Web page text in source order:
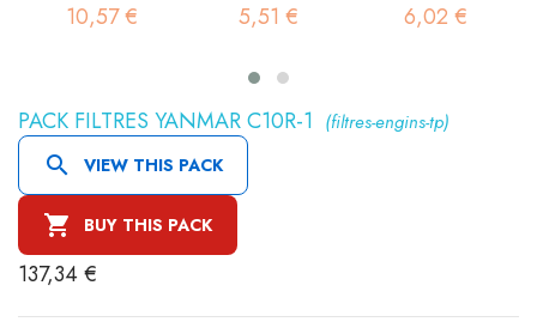
10,57 € 5,51 € 6,02 €
PACK FILTRES YANMAR C10R-1 (filtres-engins-tp)
 VIEW THIS PACK
 BUY THIS PACK
137,34 €